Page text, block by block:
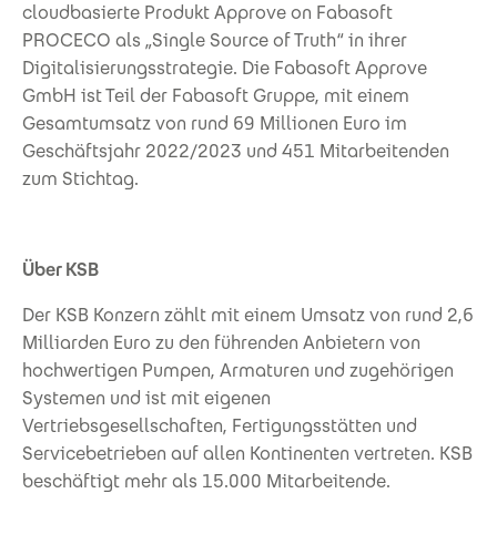
cloudbasierte Produkt Approve on Fabasoft
PROCECO als „Single Source of Truth“ in ihrer
Digitalisierungsstrategie. Die Fabasoft Approve
GmbH ist Teil der Fabasoft Gruppe, mit einem
Gesamtumsatz von rund 69 Millionen Euro im
Geschäftsjahr 2022/2023 und 451 Mitarbeitenden
zum Stichtag.
Über KSB
Der KSB Konzern zählt mit einem Umsatz von rund 2,6
Milliarden Euro zu den führenden Anbietern von
hochwertigen Pumpen, Armaturen und zugehörigen
Systemen und ist mit eigenen
Vertriebsgesellschaften, Fertigungsstätten und
Servicebetrieben auf allen Kontinenten vertreten. KSB
beschäftigt mehr als 15.000 Mitarbeitende.